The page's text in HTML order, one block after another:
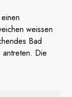
weissen
Bad
antreten. Die